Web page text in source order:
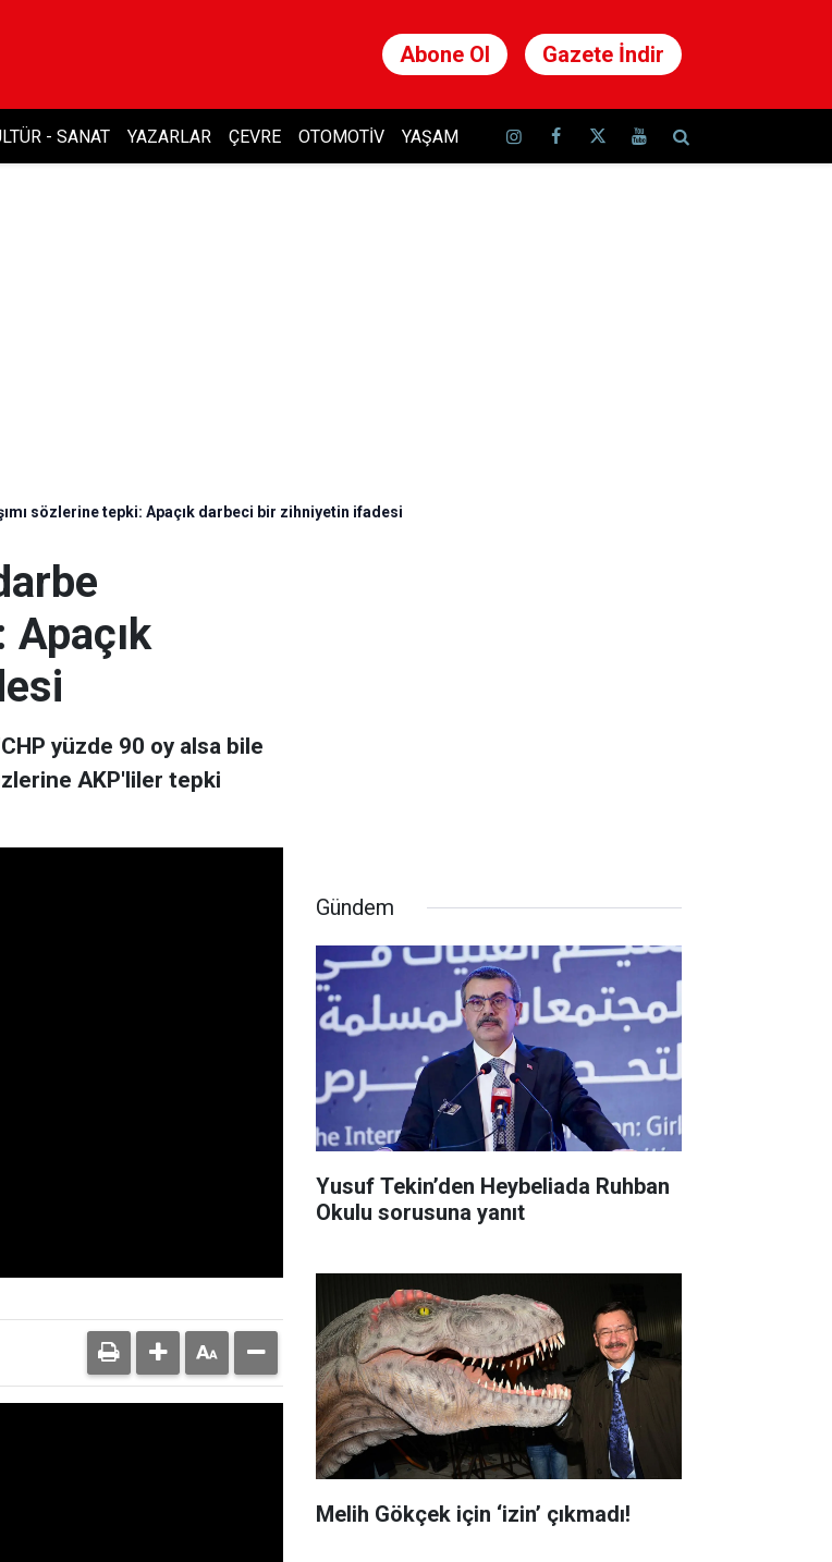
Abone Ol Gazete İndir
- SANAT YAZARLAR ÇEVRE OTOMOTIV YAŞAM
sözlerine tepki: Apaçık darbeci bir zihniyetin ifadesi
Apaçık
yüzde 90 oy alsa bile
AKP'liler tepki
Gündem
Yusuf Tekin’den Heybeliada Ruhban
Okulu sorusuna yanıt
Melih Gökçek için ‘izin’ çıkmadı!